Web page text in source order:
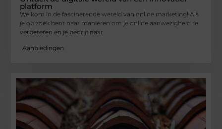
platform
Welkom in de fascinerende wereld van online marketing! Als
je op zoek bent naar manieren om je online aanwezigheid te
verbeteren en je bedrijf naar
Aanbiedingen